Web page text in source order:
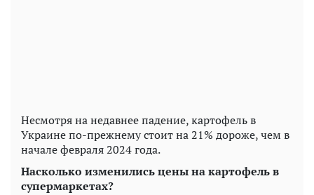
Несмотря на недавнее падение, картофель в
Украине по-прежнему стоит на 21% дороже, чем в
начале февраля 2024 года.
Насколько изменились цены на картофель в
супермаркетах?